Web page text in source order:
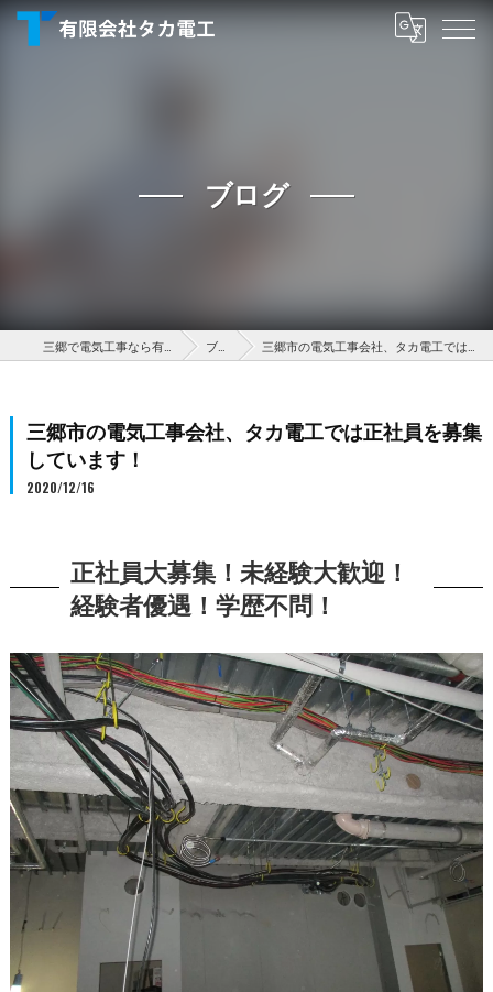
ブログ
三郷で電気工事なら有限会社タカ電工 ブログ 三郷市の電気工事会社、タカ電工では正社員を募集しています！
三郷市の電気工事会社、タカ電工では正社員を募集
しています！
2020/12/16
正社員大募集！未経験大歓迎！
経験者優遇！学歴不問！